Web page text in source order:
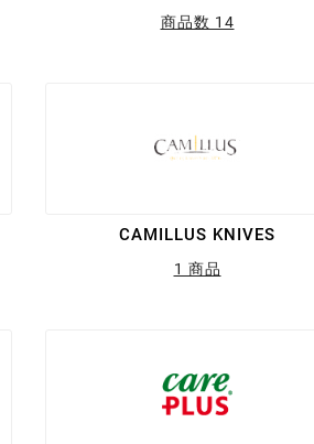
商品数 14
CAMILLUS KNIVES
1 商品